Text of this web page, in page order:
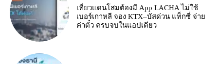
เที่ยวแดนโสมต้องมี App LACHA ไม่ใช้
เบอร์เกาหลี จอง KTX–บัสด่วน แท็กซี่ จ่าย
ค่าตั๋ว ครบจบในแอปเดียว